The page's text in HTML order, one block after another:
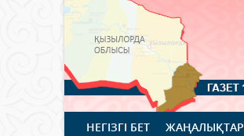
НЕГІЗГІ БЕТ ЖАҢАЛЫҚТАР